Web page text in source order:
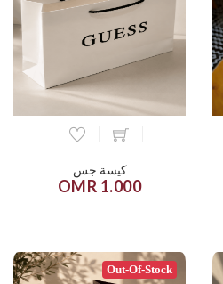
كيسة جس
1.000 OMR
Out-Of-Stock